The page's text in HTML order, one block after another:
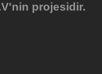
projesidir.